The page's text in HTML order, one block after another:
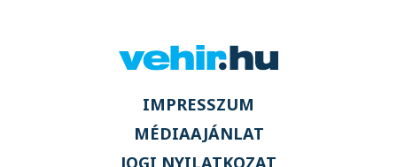
IMPRESSZUM
MÉDIAAJÁNLAT
JOGI NYILATKOZAT